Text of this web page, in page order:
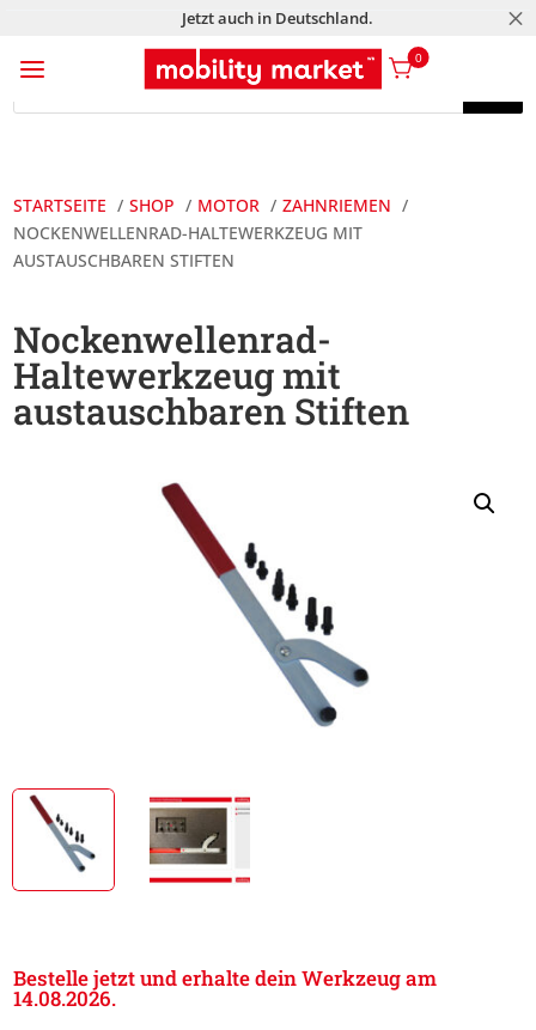
Jetzt auch in Deutschland. M
a 0
Products
Products
STARTSEITE SHOP MOTOR
ZAHNRIEMEN
NOCKENWELLENRAD-HALTEWERKZEUG MIT
AUSTAUSCHBAREN STIFTEN
Nockenwellenrad-
Haltewerkzeug mit
austauschbaren Stiften
Bestelle jetzt und erhalte dein Werkzeug am
14.08.2026.